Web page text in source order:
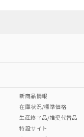
Cr(VI)
新商品情報
在庫状況/標準価格
生産終了品/推奨代替品
特設サイト